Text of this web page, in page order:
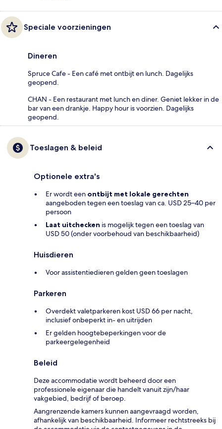
Speciale voorzieningen
Dineren
Spruce Cafe - Een café met ontbijt en lunch. Dagelijks
geopend.
CHAN - Een restaurant met lunch en diner. Geniet lekker in de
bar van een drankje. Happy hour is voorzien. Dagelijks
geopend.
Toeslagen & beleid
Optionele extra's
Er wordt een ontbijt met lokale gerechten
aangeboden tegen een toeslag van ca. USD 25–40 per
persoon
Laat uitchecken is mogelijk tegen een toeslag van
USD 50 (onder voorbehoud van beschikbaarheid)
Huisdieren
Voor assistentiedieren gelden geen toeslagen
Parkeren
Overdekt valetparkeren kost USD 66 per nacht,
inclusief onbeperkt in- en uitrijden
Er gelden hoogtebeperkingen voor de
parkeergelegenheid
Beleid
Deze accommodatie wordt beheerd door een
professionele eigenaar die handelt vanuit zijn/haar
vakgebied, bedrijf of beroep.
Aangrenzende kamers kunnen aangevraagd worden,
afhankelijk van beschikbaarheid. Informeer rechtstreeks bij